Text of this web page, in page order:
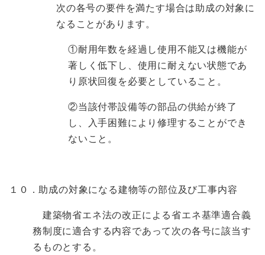
次の各号の要件を満たす場合は助成の対象に
なることがあります。
①耐用年数を経過し使用不能又は機能が
著しく低下し、使用に耐えない状態であ
り原状回復を必要としていること。
②当該付帯設備等の部品の供給が終了
し、入手困難により修理することができ
ないこと。
１０．助成の対象になる建物等の部位及び工事内容
建築物省エネ法の改正による省エネ基準適合義
務制度に適合する内容であって次の各号に該当す
るものとする。